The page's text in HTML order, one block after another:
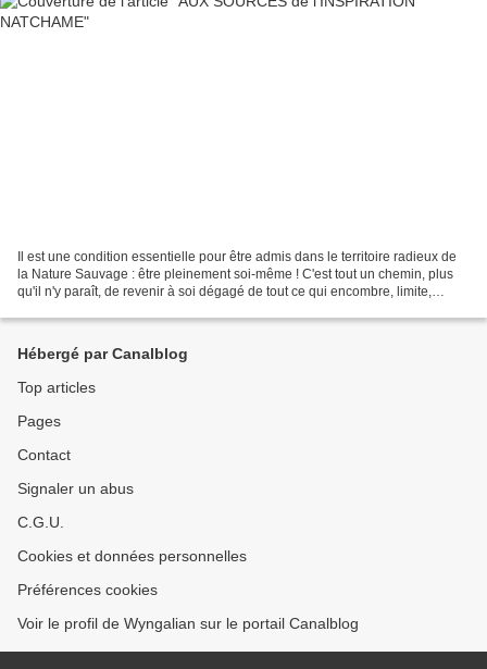
Il est une condition essentielle pour être admis dans le territoire radieux de
la Nature Sauvage : être pleinement soi-même ! C'est tout un chemin, plus
qu'il n'y paraît, de revenir à soi dégagé de tout ce qui encombre, limite,
Hébergé par Canalblog
Top articles
Pages
Contact
Signaler un abus
C.G.U.
Cookies et données personnelles
Préférences cookies
Voir le profil de Wyngalian sur le portail Canalblog